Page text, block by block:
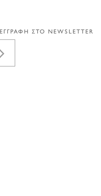
ΕΓΓΡΑΦΗ ΣΤΟ NEWSLETTER